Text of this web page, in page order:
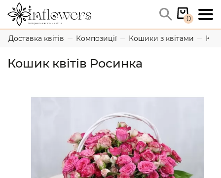
0
Доставка квітів Композиції Кошики з квітами
Кошик квітів Росинка